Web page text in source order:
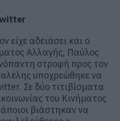
είχε αδειάσει και ο
Αλλαγής, Παύλος
στροφή προς τον
υποχρεώθηκε να
Σε δύο τιτιβίσματα
του Κινήματος
βιάστηκαν να